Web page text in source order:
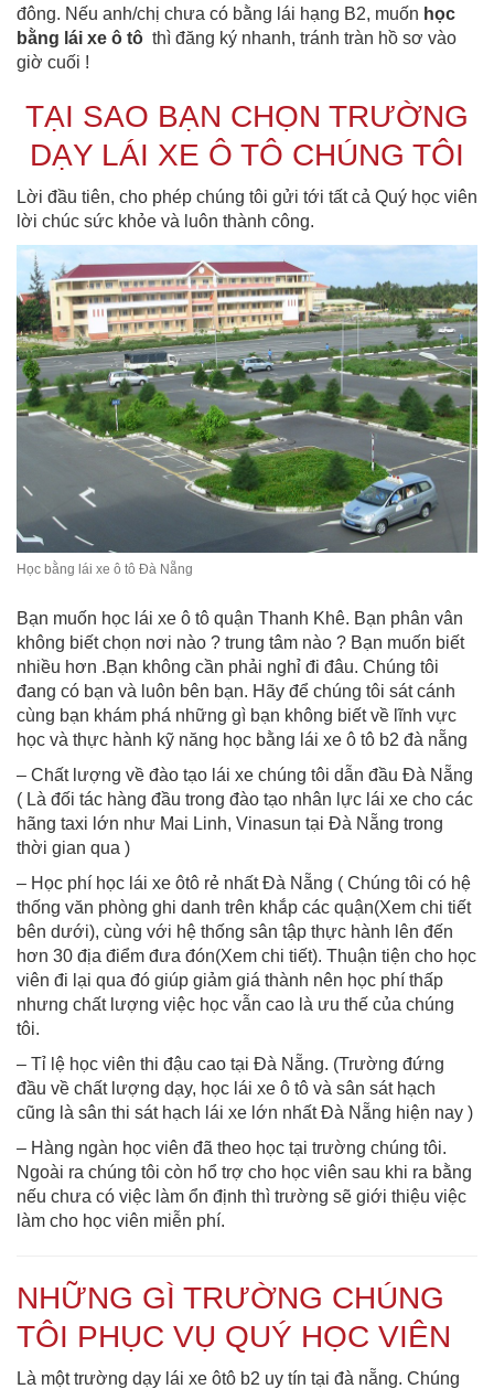
đông. Nếu anh/chị chưa có bằng lái hạng B2, muốn học
bằng lái xe ô tô thì đăng ký nhanh, tránh tràn hồ sơ vào
giờ cuối !
TẠI SAO BẠN CHỌN TRƯỜNG
DẠY LÁI XE Ô TÔ CHÚNG TÔI
Lời đầu tiên, cho phép chúng tôi gửi tới tất cả Quý học viên
lời chúc sức khỏe và luôn thành công.
Học bằng lái xe ô tô Đà Nẵng
Bạn muốn học lái xe ô tô quận Thanh Khê. Bạn phân vân
không biết chọn nơi nào ? trung tâm nào ? Bạn muốn biết
nhiều hơn .Bạn không cần phải nghỉ đi đâu. Chúng tôi
đang có bạn và luôn bên bạn. Hãy để chúng tôi sát cánh
cùng bạn khám phá những gì bạn không biết về lĩnh vực
học và thực hành kỹ năng học bằng lái xe ô tô b2 đà nẵng
– Chất lượng về đào tạo lái xe chúng tôi dẫn đầu Đà Nẵng
( Là đối tác hàng đầu trong đào tạo nhân lực lái xe cho các
hãng taxi lớn như Mai Linh, Vinasun tại Đà Nẵng trong
thời gian qua )
– Học phí học lái xe ôtô rẻ nhất Đà Nẵng ( Chúng tôi có hệ
thống văn phòng ghi danh trên khắp các quận(Xem chi tiết
bên dưới), cùng với hệ thống sân tập thực hành lên đến
hơn 30 địa điểm đưa đón(Xem chi tiết). Thuận tiện cho học
viên đi lại qua đó giúp giảm giá thành nên học phí thấp
nhưng chất lượng việc học vẫn cao là ưu thế của chúng
tôi.
– Tỉ lệ học viên thi đậu cao tại Đà Nẵng. (Trường đứng
đầu về chất lượng dạy, học lái xe ô tô và sân sát hạch
cũng là sân thi sát hạch lái xe lớn nhất Đà Nẵng hiện nay )
– Hàng ngàn học viên đã theo học tại trường chúng tôi.
Ngoài ra chúng tôi còn hổ trợ cho học viên sau khi ra bằng
nếu chưa có việc làm ổn định thì trường sẽ giới thiệu việc
làm cho học viên miễn phí.
NHỮNG GÌ TRƯỜNG CHÚNG
TÔI PHỤC VỤ QUÝ HỌC VIÊN
Là một trường dạy lái xe ôtô b2 uy tín tại đà nẵng. Chúng